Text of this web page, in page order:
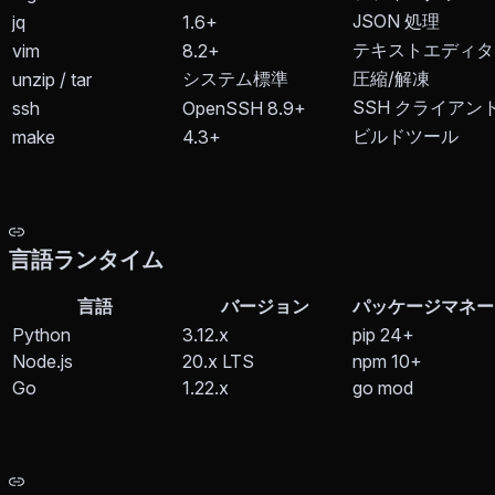
jq
1.6+
JSON 処理
vim
8.2+
テキストエディタ
unzip / tar
システム標準
圧縮/解凍
ssh
OpenSSH 8.9+
SSH クライアン
make
4.3+ ビルドツール
言語ランタイム
言語 バージョン
パッケージマネ
Python
3.12.x
pip 24+
Node.js
20.x LTS
npm 10+
Go
1.22.x go mod